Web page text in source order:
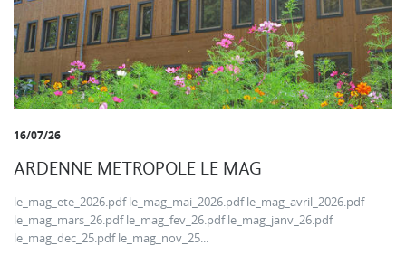
16/07/26
ARDENNE METROPOLE LE MAG
le_mag_ete_2026.pdf le_mag_mai_2026.pdf le_mag_avril_2026.pdf
le_mag_mars_26.pdf le_mag_fev_26.pdf le_mag_janv_26.pdf
le_mag_dec_25.pdf le_mag_nov_25...